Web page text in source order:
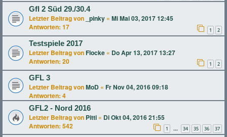
Gfl 2 Süd 29./30.4
Letzter Beitrag von _pinky « Mi Mai 03, 2017 12:45
Antworten: 17 1 2
Testspiele 2017
Letzter Beitrag von Flocke « Do Apr 13, 2017 13:27
Antworten: 20 1 2
GFL 3
Letzter Beitrag vonMoD « Fr Nov 04, 2016 09:18
Antworten: 4
GFL2 - Nord 2016
Letzter Beitrag von Pitti « Di Okt 04, 2016 21:55
Antworten: 542 1 … 34 35 36 37